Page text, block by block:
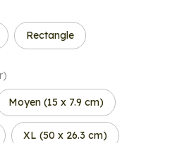
Rectangle
Moyen (15 x 7.9 cm)
XL (50 x 26.3 cm)